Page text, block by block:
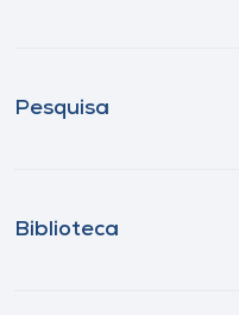
Pesquisa
Biblioteca